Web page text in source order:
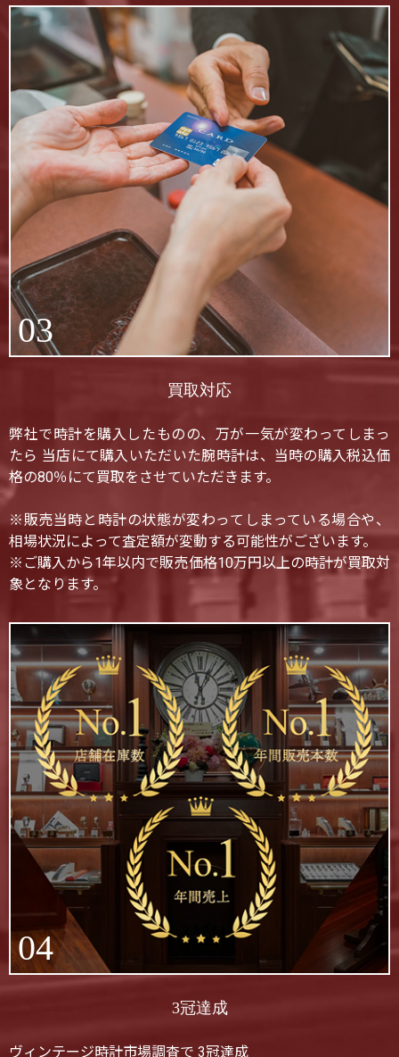
03
買取対応
弊社で時計を購入したものの、万が一気が変わってしまっ
たら 当店にて購入いただいた腕時計は、当時の購入税込価
格の80％にて買取をさせていただきます。
※販売当時と時計の状態が変わってしまっている場合や、
相場状況によって査定額が変動する可能性がございます。
※ご購入から1年以内で販売価格10万円以上の時計が買取対
象となります。
04
3冠達成
ヴィンテージ時計市場調査で 3冠達成